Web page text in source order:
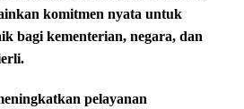
komitmen nyata untuk
bagi kementerian, negara, dan
pelayanan